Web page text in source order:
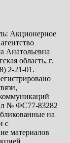
Акционерное
Анатольевна
область, г.
2-21-01.
№ ФС77-83282
на
с
материалов